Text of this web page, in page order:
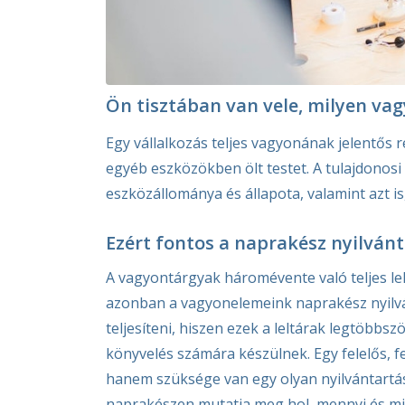
Ön tisztában van vele, milyen
Egy vállalkozás teljes vagyonának jelentős
egyéb eszközökben ölt testet. A
eszközállománya és állapota, valamint azt
Ezért fontos a naprakész
A vagyontárgyak háromévente való teljes
azonban a vagyonelemeink naprakész
teljesíteni, hiszen ezek a leltárak
könyvelés számára készülnek. Egy
hanem szüksége van egy olyan